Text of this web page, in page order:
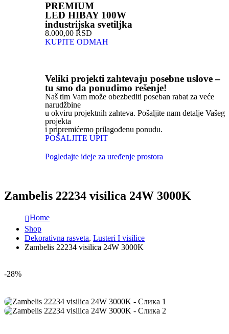
PREMIUM
LED HIBAY 100W
industrijska svetiljka
8.000,00 RSD
KUPITE ODMAH
Veliki projekti zahtevaju posebne uslove –
tu smo da ponudimo rešenje!
Naš tim Vam može obezbediti poseban rabat za veće
narudžbine
u okviru projektnih zahteva. Pošaljite nam detalje Vašeg
projekta
i pripremićemo prilagođenu ponudu.
POŠALJITE UPIT
Pogledajte ideje za uređenje prostora
Zambelis 22234 visilica 24W 3000K
Home
Shop
Dekorativna rasveta, Lusteri I visilice
Zambelis 22234 visilica 24W 3000K
-28%